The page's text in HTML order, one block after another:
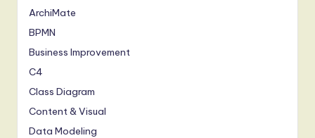
ArchiMate
BPMN
Business Improvement
C4
Class Diagram
Content & Visual
Data Modeling